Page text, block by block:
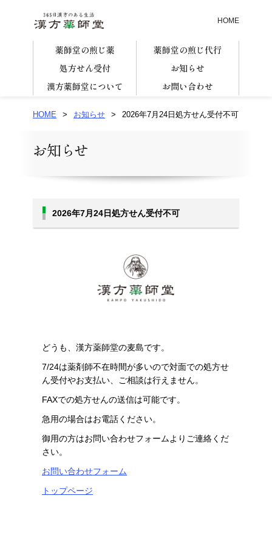
HOME
薬師堂の煎じ薬
薬師堂の煎じ代行
処方せん受付
お知らせ
漢方薬師堂について
お問い合わせ
HOME > お知らせ > 2026年7月24日処方せん受付不可
お知らせ
2026年7月24日処方せん受付不可
どうも、漢方薬師堂の麦島です。
7/24は薬剤師不在時間が多いので対面での処方せ
ん受付やお支払い、ご相談は行えません。
FAXでの処方せんの送信は可能です。
急用の場合はお電話ください。
御用の方はお問い合わせフォームよりご連絡くだ
さい。
お問い合わせフォーム
トップページ